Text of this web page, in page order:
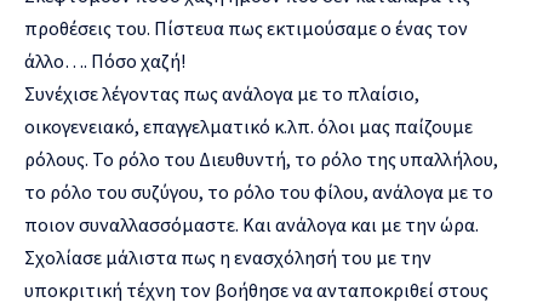
προθέσεις του. Πίστευα πως εκτιμούσαμε ο ένας τον
άλλο…. Πόσο χαζή!
Συνέχισε λέγοντας πως ανάλογα με το πλαίσιο,
οικογενειακό, επαγγελματικό κ.λπ. όλοι μας παίζουμε
ρόλους. Το ρόλο του Διευθυντή, το ρόλο της υπαλλήλου,
το ρόλο του συζύγου, το ρόλο του φίλου, ανάλογα με το
ποιον συναλλασσόμαστε. Και ανάλογα και με την ώρα.
Σχολίασε μάλιστα πως η ενασχόλησή του με την
υποκριτική τέχνη τον βοήθησε να ανταποκριθεί στους